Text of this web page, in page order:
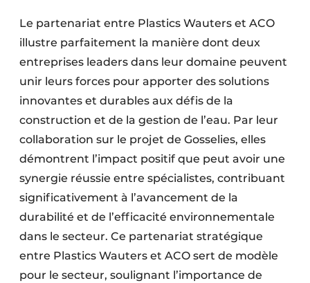
Le partenariat entre Plastics Wauters et ACO
illustre parfaitement la manière dont deux
entreprises leaders dans leur domaine peuvent
unir leurs forces pour apporter des solutions
innovantes et durables aux défis de la
construction et de la gestion de l’eau. Par leur
collaboration sur le projet de Gosselies, elles
démontrent l’impact positif que peut avoir une
synergie réussie entre spécialistes, contribuant
significativement à l’avancement de la
durabilité et de l’efficacité environnementale
dans le secteur. Ce partenariat stratégique
entre Plastics Wauters et ACO sert de modèle
pour le secteur, soulignant l’importance de